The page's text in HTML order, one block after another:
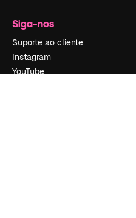
Siga-nos
Suporte ao cliente
Instagram
YouTube